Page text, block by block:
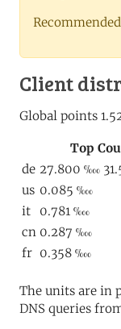
Client
The units are in
DNS queries